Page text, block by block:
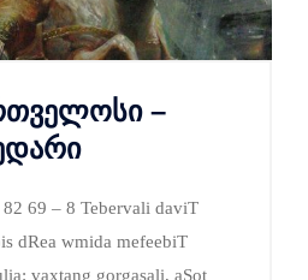
–
69 – 8 Tebervali daviT
dRea wmida mefeebiT
vaxtang gorgasali, aSot